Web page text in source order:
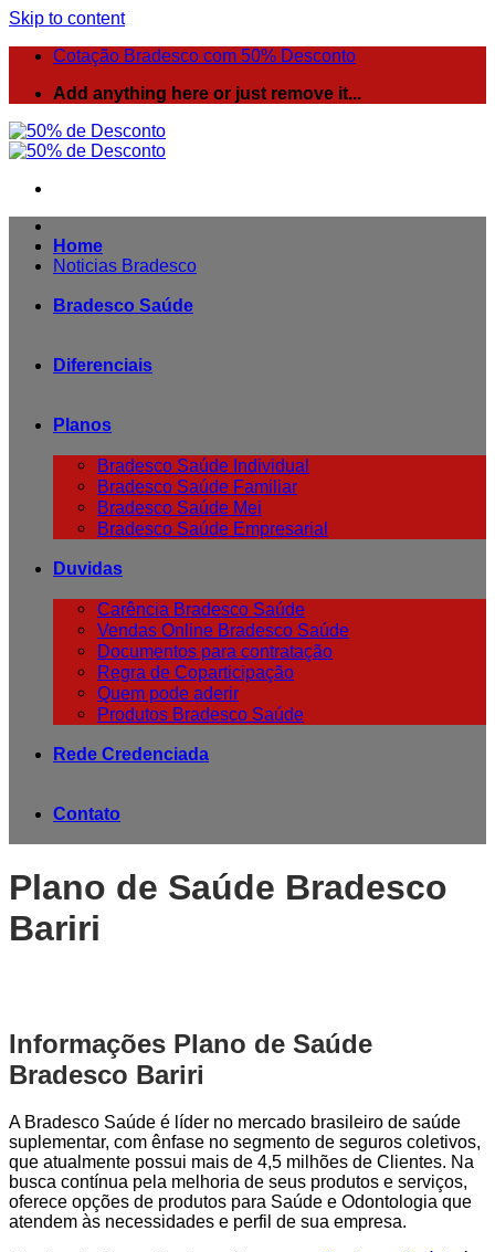
Skip to content
Cotação Bradesco com 50% Desconto
Add anything here or just remove it...
Noticias Bradesco
Home
Bradesco Saúde
Diferenciais
Planos
Bradesco Saúde Individual
Bradesco Saúde Familiar
Bradesco Saúde Mei
Bradesco Saúde Empresarial
Duvidas
Carência Bradesco Saúde
Vendas Online Bradesco Saúde
Documentos para contratação
Regra de Coparticipação
Quem pode aderir
Produtos Bradesco Saúde
Rede Credenciada
Contato
Plano de Saúde Bradesco
Bariri
Informações Plano de Saúde
Bradesco Bariri
A Bradesco Saúde é líder no mercado brasileiro de saúde
suplementar, com ênfase no segmento de seguros coletivos,
que atualmente possui mais de 4,5 milhões de Clientes. Na
busca contínua pela melhoria de seus produtos e serviços,
oferece opções de produtos para Saúde e Odontologia que
atendem às necessidades e perfil de sua empresa.